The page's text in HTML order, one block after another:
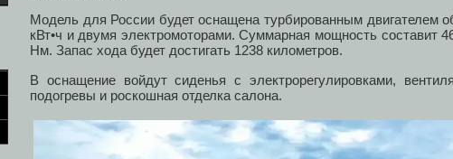
Модель для России будет оснащена турбированным двигателем
кВт•ч и двумя электромоторами. Суммарная мощность составит
Нм. Запас хода будет достигать 1238 километров.
В оснащение войдут сиденья с электрорегулировками,
подогревы и роскошная отделка салона.